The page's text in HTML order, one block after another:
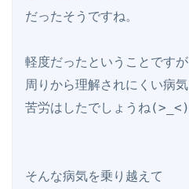
だったそうですね。
軽度だったということですが
周りから理解されにくい病
苦労はしたでしょうね(>_<)
そんな病気を乗り越えて